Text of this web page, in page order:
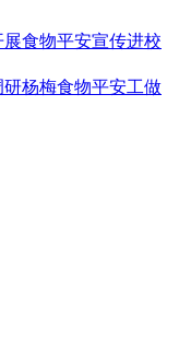
食物平安宣传进校
杨梅食物平安工做